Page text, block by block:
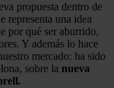
propuesta dentro de
representa una idea
por qué ser aburrido,
Y además lo hace
mercado: ha sido
sobre la nueva